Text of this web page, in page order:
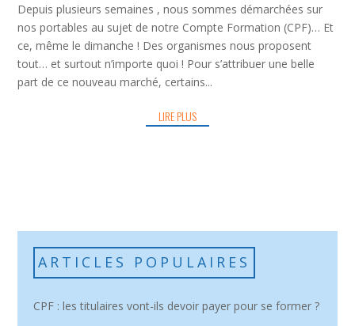
Depuis plusieurs semaines , nous sommes démarchées sur
nos portables au sujet de notre Compte Formation (CPF)… Et
ce, même le dimanche ! Des organismes nous proposent
tout… et surtout n’importe quoi ! Pour s’attribuer une belle
part de ce nouveau marché, certains...
LIRE PLUS
ARTICLES POPULAIRES
CPF : les titulaires vont-ils devoir payer pour se former ?